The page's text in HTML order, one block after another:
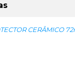
CERÂMICO